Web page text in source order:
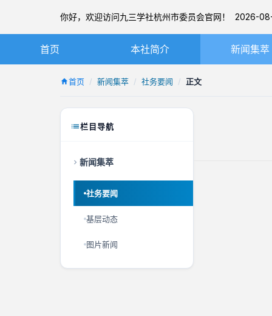
你好，欢迎访问九三学社杭州市委员会官网！ 2026-
首页 本社简介
九三学社简介
新闻集萃
首页 新闻集萃 社务要闻 正文
栏目导航
新闻集萃
社务要闻
基层动态
图片新闻